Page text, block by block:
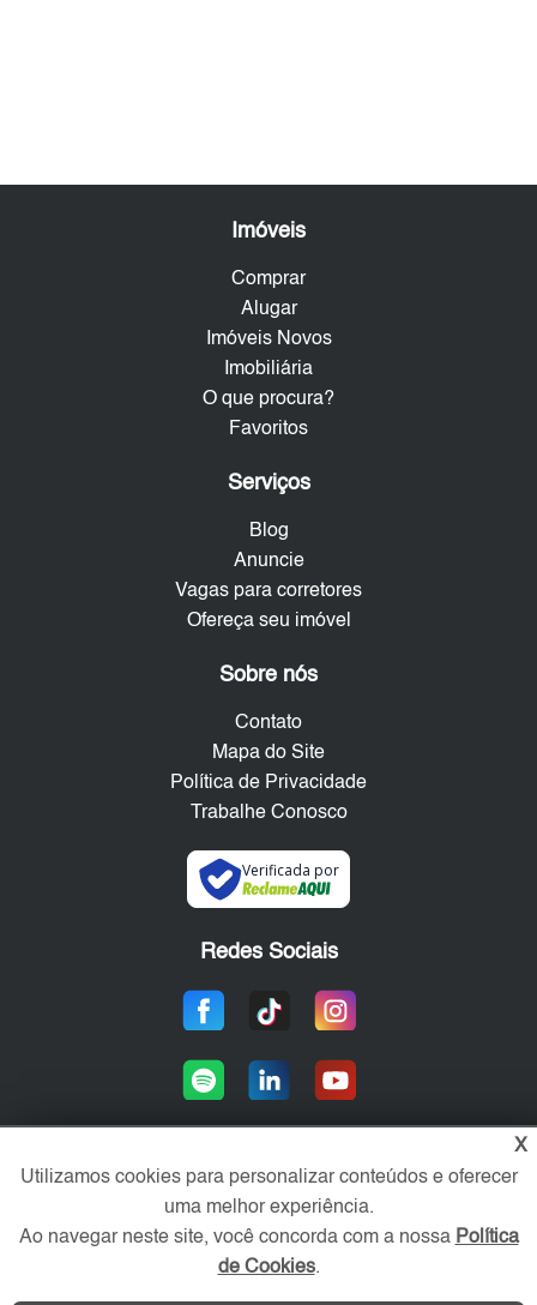
Imóveis
Comprar
Alugar
Imóveis Novos
Imobiliária
O que procura?
Favoritos
Serviços
Blog
Anuncie
Vagas para corretores
Ofereça seu imóvel
Sobre nós
Contato
Mapa do Site
Política de Privacidade
Trabalhe Conosco
Verificada por
Redes Sociais
Área exclusiva aos anunciantes,
acesse sua conta:
X
Utilizamos cookies para personalizar conteúdos e oferecer
uma melhor experiência.
Ao navegar neste site, você concorda com a nossa Política
de Cookies.